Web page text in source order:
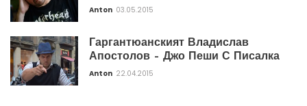
Anton 03.05.2015
Гаргантюанският Владислав
Апостолов – Джо Пеши С Писалка
Anton 22.04.2015